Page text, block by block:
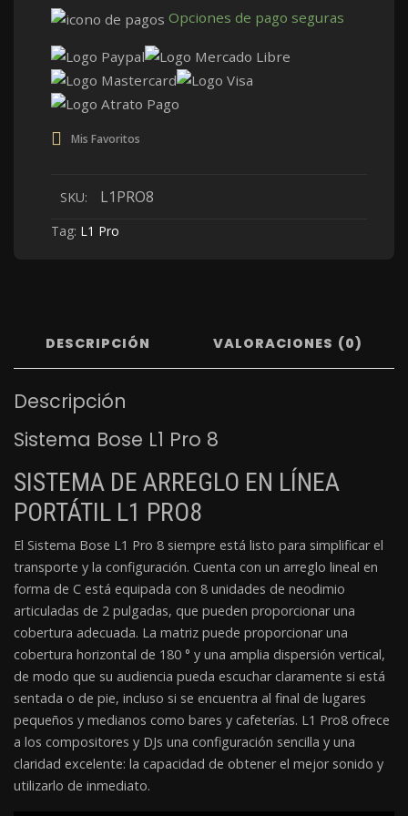
Opciones de pago seguras
Mis Favoritos
SKU: L1PRO8
Tag: L1 Pro
DESCRIPCIÓN VALORACIONES (0)
Descripción
Sistema Bose L1 Pro 8
SISTEMA DE ARREGLO EN LÍNEA
PORTÁTIL L1 PRO8
El Sistema Bose L1 Pro 8 siempre está listo para simplificar el
transporte y la configuración. Cuenta con un arreglo lineal en
forma de C está equipada con 8 unidades de neodimio
articuladas de 2 pulgadas, que pueden proporcionar una
cobertura adecuada. La matriz puede proporcionar una
cobertura horizontal de 180 ° y una amplia dispersión vertical,
de modo que su audiencia pueda escuchar claramente si está
sentada o de pie, incluso si se encuentra al final de lugares
pequeños y medianos como bares y cafeterías. L1 Pro8 ofrece
a los compositores y DJs una configuración sencilla y una
claridad excelente: la capacidad de obtener el mejor sonido y
utilizarlo de inmediato.